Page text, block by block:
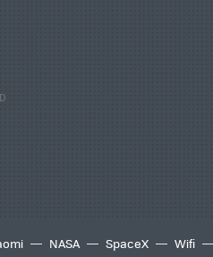
NASA SpaceX Wifi